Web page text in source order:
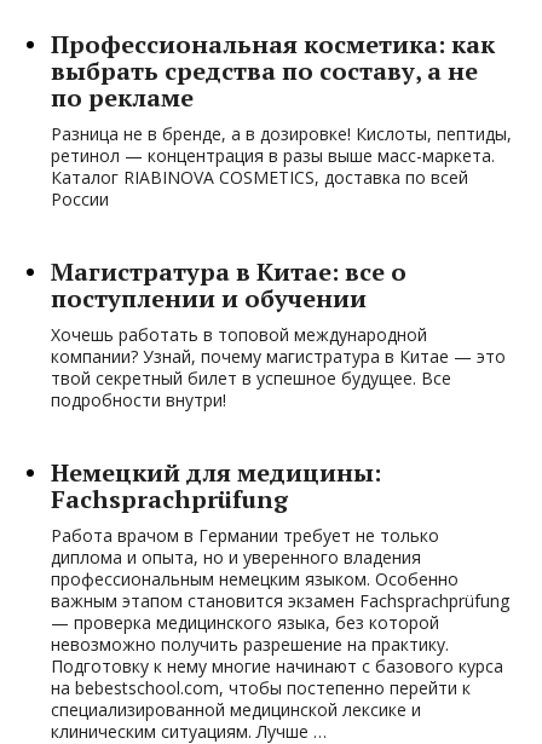
Профессиональная косметика: как
выбрать средства по составу, а не
по рекламе
Разница не в бренде, а в дозировке! Кислоты, пептиды,
ретинол — концентрация в разы выше масс-маркета.
Каталог RIABINOVA COSMETICS, доставка по всей
России
Магистратура в Китае: все о
поступлении и обучении
Хочешь работать в топовой международной
компании? Узнай, почему магистратура в Китае — это
твой секретный билет в успешное будущее. Все
подробности внутри!
Немецкий для медицины:
Fachsprachprüfung
Работа врачом в Германии требует не только
диплома и опыта, но и уверенного владения
профессиональным немецким языком. Особенно
важным этапом становится экзамен Fachsprachprüfung
— проверка медицинского языка, без которой
невозможно получить разрешение на практику.
Подготовку к нему многие начинают с базового курса
на bebestschool.com, чтобы постепенно перейти к
специализированной медицинской лексике и
клиническим ситуациям. Лучше …